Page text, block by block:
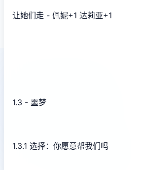
让她们走 - 佩妮+1 达莉亚+1
1.3 - 噩梦
1.3.1 选择：你愿意帮我们吗